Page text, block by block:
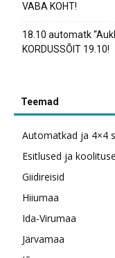
VABA KOHT!
18.10 automatk
KORDUSSÕIT 19.10!
Teemad
Automatkad ja 4×4
Esitlused ja
Giidireisid
Hiiumaa
Ida-Virumaa
Järvamaa